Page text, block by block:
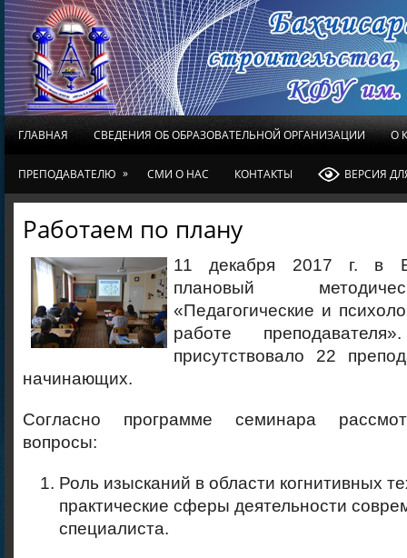
ГЛАВНАЯ СВЕДЕНИЯ ОБ ОБРАЗОВАТЕЛЬНОЙ ОРГАНИЗАЦИИ О
ПРЕПОДАВАТЕЛЮ » СМИ О НАС КОНТАКТЫ ВЕРСИЯ
Работаем по плану
11 декабря 2017 г. в
плановый
«Педагогические и
работе
присутствовало 22
начинающих.
Согласно программе семинара
вопросы:
Роль изысканий в области когнитивных
практические сферы деятельности
специалиста.